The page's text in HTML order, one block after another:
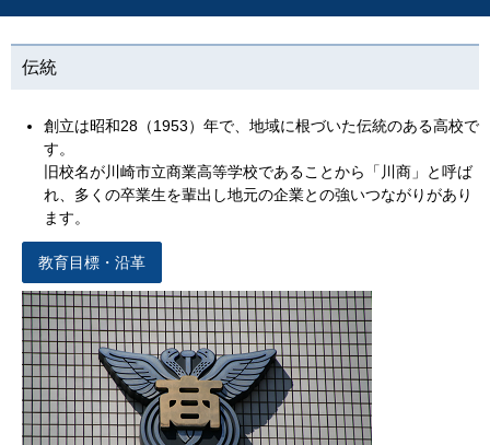
伝統
創立は昭和28（1953）年で、地域に根づいた伝統のある高校で
す。
旧校名が川崎市立商業高等学校であることから「川商」と呼ば
れ、多くの卒業生を輩出し地元の企業との強いつながりがあり
ます。
教育目標・沿革